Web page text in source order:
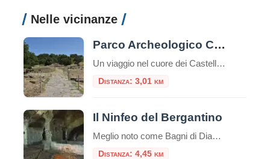
Nelle vicinanze
Parco Archeologico Culturale di Tuscolo
Un viaggio nel cuore dei Castelli Romani, tra storia, natura e panorami Il Parco Archeologico Culturale di Tuscolo si trova nel comune di Monte Porzio Catone, nel cuore dei Castelli Romani, a circa 25 km da Roma. La zona è facilmente raggiungibile in auto o con una combinazione di treno e navetta. Breve storia Tusculum […]
Distanza: 3,01 km
Il Ninfeo del Bergantino
Meglio noto come Bagni di Diana, il Ninfeo Bergantino si trova sulla riva occidentale del Lago Albano, circa a metà strada tra il Ninfeo Dorico e l'Emissario del lago. Seguendo la riva occidentale del lago di Albano, dopo circa due chilometri in senso a
Distanza: 4,45 km